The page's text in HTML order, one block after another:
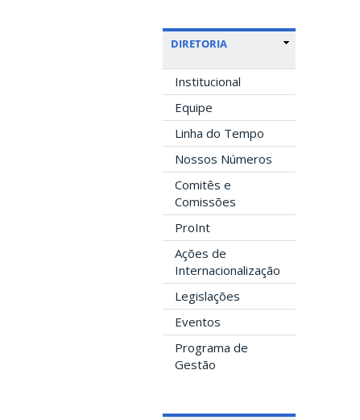
DIRETORIA
Institucional
Equipe
Linha do Tempo
Nossos Números
Comitês e
Comissões
ProInt
Ações de
Internacionalização
Legislações
Eventos
Programa de
Gestão